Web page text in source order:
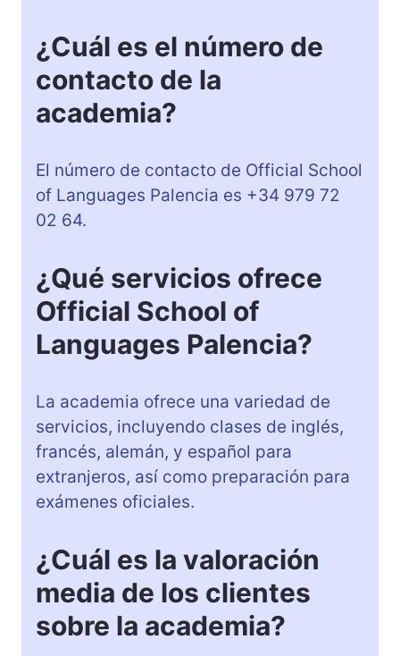
¿Cuál es el número de
contacto de la
academia?
El número de contacto de Official School
of Languages Palencia es +34 979 72
02 64.
¿Qué servicios ofrece
Official School of
Languages Palencia?
La academia ofrece una variedad de
servicios, incluyendo clases de inglés,
francés, alemán, y español para
extranjeros, así como preparación para
exámenes oficiales.
¿Cuál es la valoración
media de los clientes
sobre la academia?